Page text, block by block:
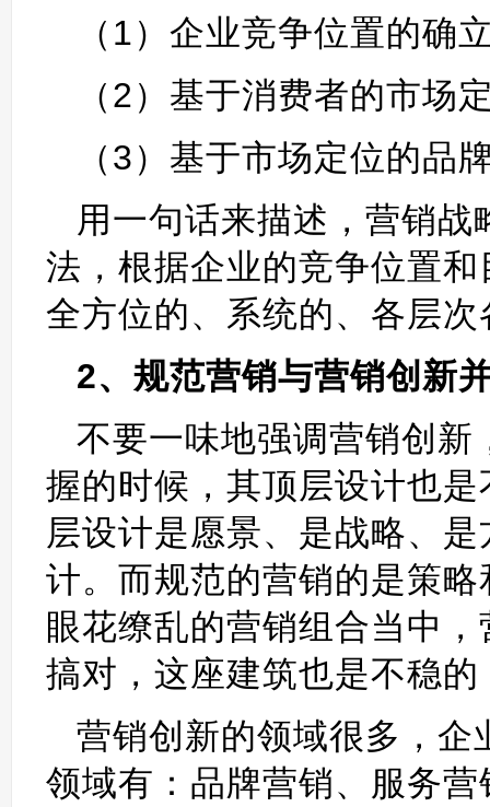
（1）企业竞争位置的确
（2）基于消费者的市场
（3）基于市场定位的品
用一句话来描述，营销
法，根据企业的竞争位置
全方位的、系统的、各层
2、规范营销与营销创新
不要一味地强调营销创
握的时候，其顶层设计也
层设计是愿景、是战略、
计。而规范的营销的是策
眼花缭乱的营销组合当中
搞对，这座建筑也是不稳的
营销创新的领域很多，
领域有：品牌营销、服务